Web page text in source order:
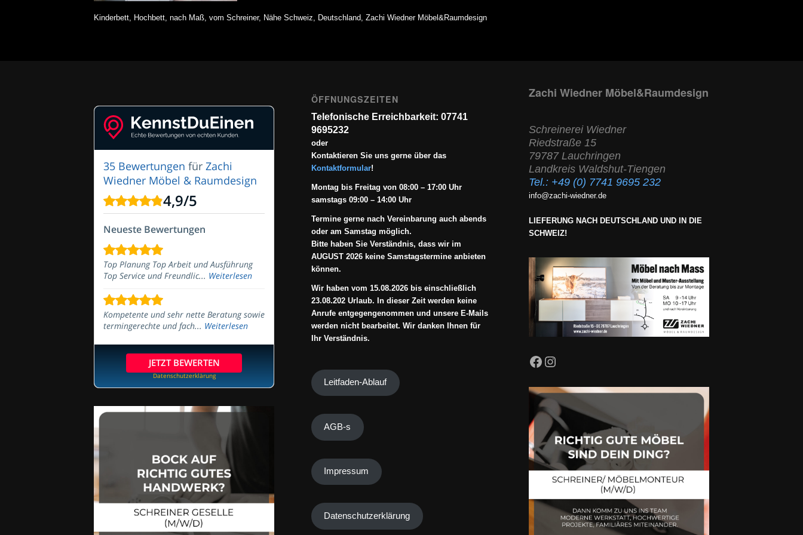
Kinderbett, Hochbett, nach Maß, vom Schreiner, Nähe Schweiz, Deutschland, Zachi Wiedner Möbel&Raumdesign
35 Bewertungen für Zachi
Wiedner Möbel & Raumdesign
4,9/5
Neueste Bewertungen
Top Planung Top Arbeit und Ausführung
Top Service und Freundlic... Weiterlesen
Kompetente und sehr nette Beratung sowie
termingerechte und fach... Weiterlesen
JETZT BEWERTEN
Datenschutzerklärung
ÖFFNUNGSZEITEN
Telefonische Erreichbarkeit: 07741
9695232
oder
Kontaktieren Sie uns gerne über das
Kontaktformular!
Montag bis Freitag von 08:00 – 17:00 Uhr
samstags 09:00 – 14:00 Uhr
Termine gerne nach Vereinbarung auch abends
oder am Samstag möglich.
Bitte haben Sie Verständnis, dass wir im
AUGUST 2026 keine Samstagstermine anbieten
können.
Wir haben vom 15.08.2026 bis einschließlich
23.08.202 Urlaub. In dieser Zeit werden keine
Anrufe entgegengenommen und unsere E-Mails
werden nicht bearbeitet. Wir danken Ihnen für
Ihr Verständnis.
Leitfaden-Ablauf
AGB-s
Impressum
Datenschutzerklärung
Zachi Wiedner Möbel&Raumdesign
Schreinerei Wiedner
Riedstraße 15
79787 Lauchringen
Landkreis Waldshut-Tiengen
Tel.: +49 (0) 7741 9695 232
info@zachi-wiedner.de
LIEFERUNG NACH DEUTSCHLAND UND IN DIE
SCHWEIZ!
Facebook
Instagram